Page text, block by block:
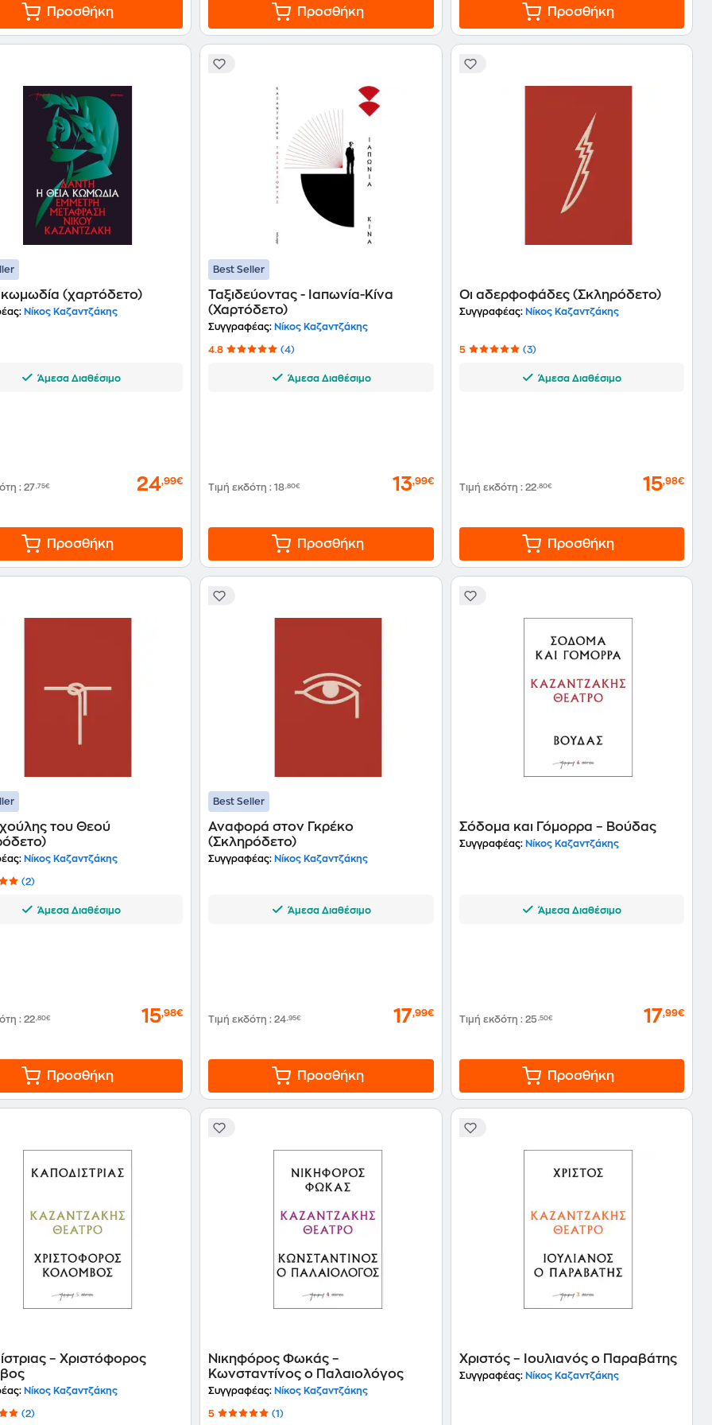
Προσθήκη Προσθήκη Προσθήκη
κωμωδία (χαρτόδετο)
Νίκος Καζαντζάκης
Άμεσα Διαθέσιμο
: 27,75€ 24,99€
Προσθήκη
Best Seller
Ταξιδεύοντας - Ιαπωνία-Κίνα
(Χαρτόδετο)
Συγγραφέας: Νίκος Καζαντζάκης
4.8 (4)
Άμεσα Διαθέσιμο
Τιμή εκδότη:18,80€ 13,99€
Προσθήκη
Οι αδερφοφάδες (Σκληρόδετο)
Συγγραφέας:Νίκος Καζαντζάκης
5 (3)
Άμεσα Διαθέσιμο
Τιμή εκδότη : 22,80€ 15,98€
Προσθήκη
του Θεού
Νίκος Καζαντζάκης
(2)
Άμεσα Διαθέσιμο
: 22,80€ 15,98€
Προσθήκη
Best Seller
Αναφορά στον Γκρέκο
(Σκληρόδετο)
Συγγραφέας: Νίκος Καζαντζάκης
Άμεσα Διαθέσιμο
Τιμή εκδότη:24,95€ 17,99€
Προσθήκη
Σόδομα και Γόμορρα – Βούδας
Συγγραφέας:Νίκος Καζαντζάκης
Άμεσα Διαθέσιμο
Τιμή εκδότη : 25,50€ 17,99€
Προσθήκη
– Χριστόφορος
Νίκος Καζαντζάκης
(2)
Νικηφόρος Φωκάς –
Κωνσταντίνος ο Παλαιολόγος
Συγγραφέας: Νίκος Καζαντζάκης
5 (1)
Χριστός – Ιουλιανός ο Παραβάτης
Συγγραφέας:Νίκος Καζαντζάκης